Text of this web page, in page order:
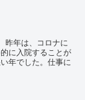
昨年は、コロナに
に入院することが
年でした。仕事に